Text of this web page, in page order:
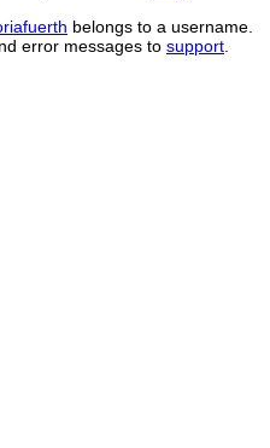
belongs to a username.
error messages to support